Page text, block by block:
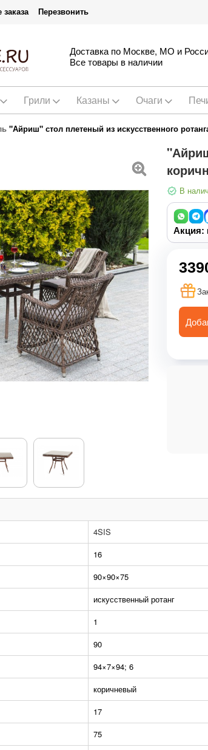
Перезвонить
Доставка по Москве, МО и
Все товары в наличии
Грили Казаны Очаги
"Айриш" стол плетеный из искусственного
В
Акция:
4SIS
16
90×90×75
искусственный ротанг
1
90
94×7×94; 6
коричневый
17
75